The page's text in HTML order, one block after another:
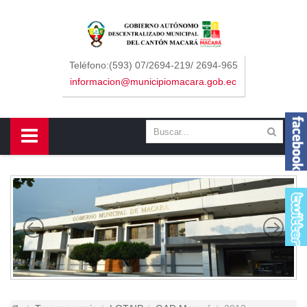
Teléfono:(593) 07/2694-219/ 2694-965
informacion@municipiomacara.gob.ec
Sidebar Menu
Concejo
Departamentos
Contáctenos
Cantón
Himno a Macará
Símbolos Patrios
Gastronomía